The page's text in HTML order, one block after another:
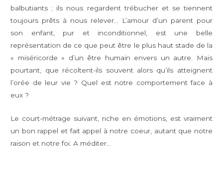
balbutiants ; ils nous regardent trébucher et se tiennent
toujours prêts à nous relever… L’amour d’un parent pour
son enfant, pur et inconditionnel, est une belle
représentation de ce que peut être le plus haut stade de la
« miséricorde » d’un être humain envers un autre. Mais
pourtant, que récoltent-ils souvent alors qu’ils atteignent
l’orée de leur vie ? Quel est notre comportement face à
eux ?
Le court-métrage suivant, riche en émotions, est vraiment
un bon rappel et fait appel à notre coeur, autant que notre
raison et notre foi. A méditer…